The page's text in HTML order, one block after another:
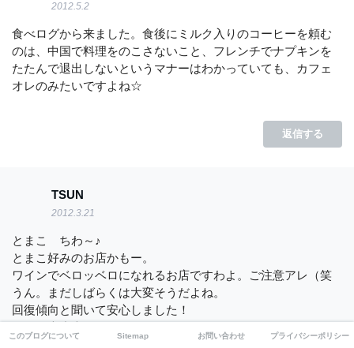
2012.5.2
食べログから来ました。食後にミルク入りのコーヒーを頼む
のは、中国で料理をのこさないこと、フレンチでナプキンを
たたんで退出しないというマナーはわかっていても、カフェ
オレのみたいですよね☆
返信する
TSUN
2012.3.21
とまこ ちわ～♪
とまこ好みのお店かもー。
ワインでベロッベロになれるお店ですわよ。ご注意アレ（笑
うん。まだしばらくは大変そうだよね。
回復傾向と聞いて安心しました！
このブログについて Sitemap お問い合わせ プライバシーポリシー